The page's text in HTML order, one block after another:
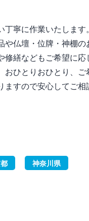
寧に作業いたします。
や仏壇・位牌・神棚の
修繕などもご希望に応
おひとりおひとり、ご
ますので安心してご相
神奈川県